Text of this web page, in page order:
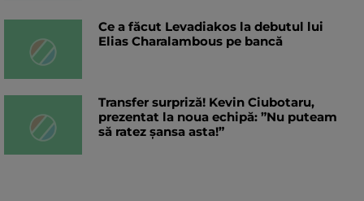
Ce a făcut Levadiakos la debutul lui
Elias Charalambous pe bancă
Transfer surpriză! Kevin Ciubotaru,
prezentat la noua echipă: ”Nu puteam
să ratez șansa asta!”